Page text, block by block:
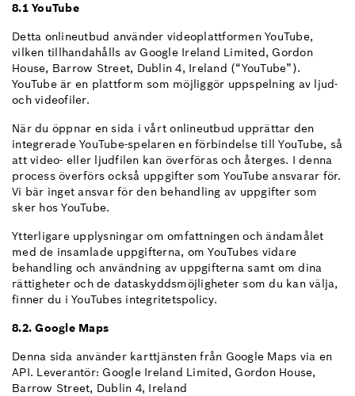
8.1 YouTube
Detta onlineutbud använder videoplattformen YouTube,
vilken tillhandahålls av Google Ireland Limited, Gordon
House, Barrow Street, Dublin 4, Ireland (“YouTube”).
YouTube är en plattform som möjliggör uppspelning av ljud-
och videofiler.
När du öppnar en sida i vårt onlineutbud upprättar den
integrerade YouTube-spelaren en förbindelse till YouTube, så
att video- eller ljudfilen kan överföras och återges. I denna
process överförs också uppgifter som YouTube ansvarar för.
Vi bär inget ansvar för den behandling av uppgifter som
sker hos YouTube.
Ytterligare upplysningar om omfattningen och ändamålet
med de insamlade uppgifterna, om YouTubes vidare
behandling och användning av uppgifterna samt om dina
rättigheter och de dataskyddsmöjligheter som du kan välja,
finner du i YouTubes integritetspolicy.
8.2. Google Maps
Denna sida använder karttjänsten från Google Maps via en
API. Leverantör: Google Ireland Limited, Gordon House,
Barrow Street, Dublin 4, Ireland